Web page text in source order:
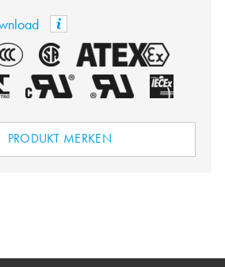
PRODUKT MERKEN